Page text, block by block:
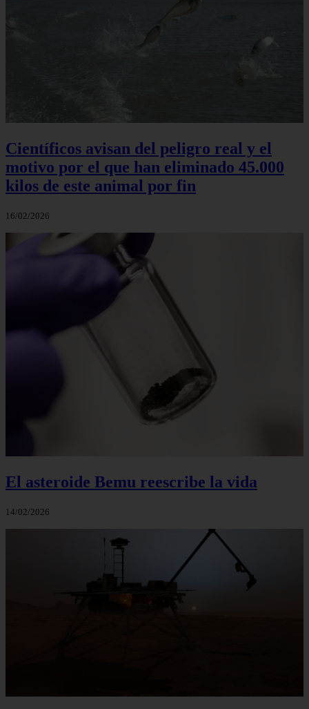
Científicos avisan del peligro real y el
motivo por el que han eliminado 45.000
kilos de este animal por fin
16/02/2026
El asteroide Bemu reescribe la vida
14/02/2026